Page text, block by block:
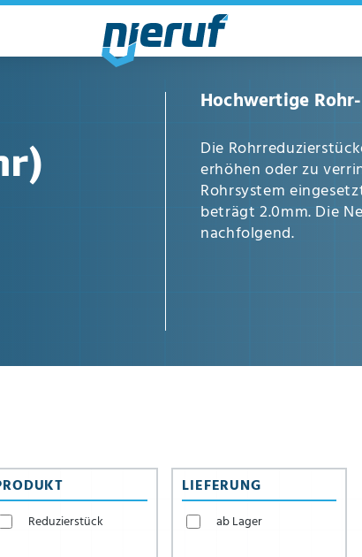
Hochwertige
Die
erhöhen oder zu
Rohrsystem
beträgt 2.0mm. Die
nachfolgend.
Reduzierstück
LIEFERUNG
ab Lager